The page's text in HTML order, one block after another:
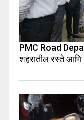
PMC Road
शहरातील रस्ते आणि